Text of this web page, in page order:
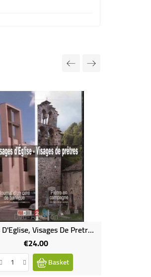
Dvd-Amazon
Visages D'Eglise, Visages De Pretres (DVD Occasion)
€24.00Price
Basket